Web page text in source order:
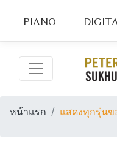
PIANO
หน้าแรก แสดงทุกรุ่นข